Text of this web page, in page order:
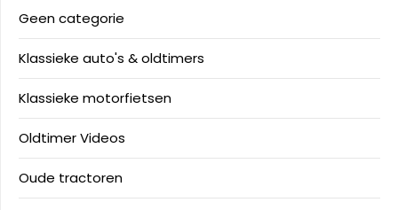
Geen categorie
Klassieke auto's & oldtimers
Klassieke motorfietsen
Oldtimer Videos
Oude tractoren